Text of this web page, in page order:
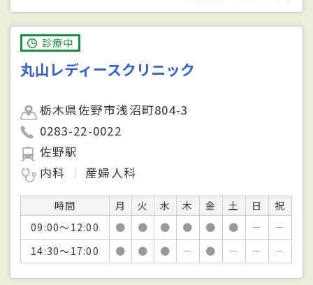
診療中
丸山レディースクリニック
栃木県佐野市浅沼町804-3
0283-22-0022
佐野駅
内科
産婦人科
時間 月 火 水 木 金 土 日
祝
09:00～12:00
● ● ● ● ● ● －
－
14:30～17:00
● ● ● － ● － － －